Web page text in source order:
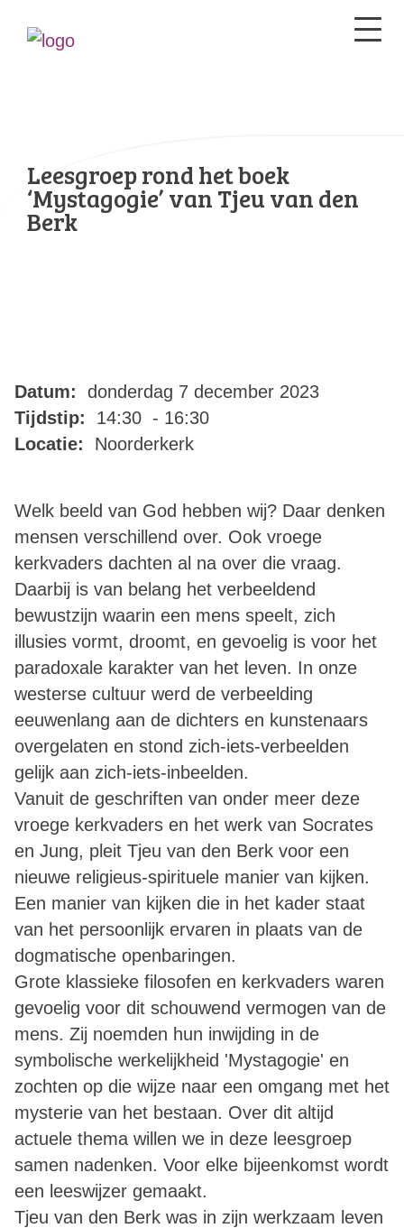
Leesgroep rond het boek
‘Mystagogie’ van Tjeu van den
Berk
Datum:
donderdag 7 december 2023
Tijdstip:
14:30 - 16:30
Locatie:
Noorderkerk
Welk beeld van God hebben wij? Daar denken
mensen verschillend over. Ook vroege
kerkvaders dachten al na over die vraag.
Daarbij is van belang het verbeeldend
bewustzijn waarin een mens speelt, zich
illusies vormt, droomt, en gevoelig is voor het
paradoxale karakter van het leven. In onze
westerse cultuur werd de verbeelding
eeuwenlang aan de dichters en kunstenaars
overgelaten en stond zich-iets-verbeelden
gelijk aan zich-iets-inbeelden.
Vanuit de geschriften van onder meer deze
vroege kerkvaders en het werk van Socrates
en Jung, pleit Tjeu van den Berk voor een
nieuwe religieus-spirituele manier van kijken.
Een manier van kijken die in het kader staat
van het persoonlijk ervaren in plaats van de
dogmatische openbaringen.
Grote klassieke filosofen en kerkvaders waren
gevoelig voor dit schouwend vermogen van de
mens. Zij noemden hun inwijding in de
symbolische werkelijkheid 'Mystagogie' en
zochten op die wijze naar een omgang met het
mysterie van het bestaan. Over dit altijd
actuele thema willen we in deze leesgroep
samen nadenken. Voor elke bijeenkomst wordt
een leeswijzer gemaakt.
Tjeu van den Berk was in zijn werkzaam leven